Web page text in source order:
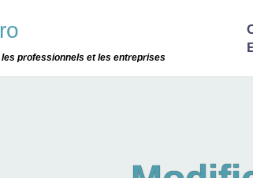
professionnels et les entreprises